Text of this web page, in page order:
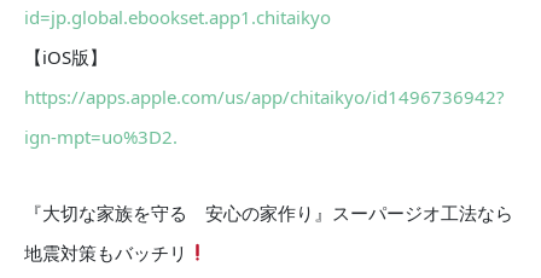
id=jp.global.ebookset.app1.chitaikyo
【iOS版】
https://apps.apple.com/us/app/chitaikyo/id1496736942?
ign-mpt=uo%3D2.
『大切な家族を守る 安心の家作り』スーパージオ工法なら
地震対策もバッチリ